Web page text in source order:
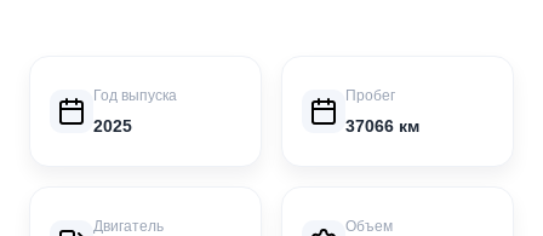
Год выпуска
2025
Пробег
37066 км
Двигатель Объем